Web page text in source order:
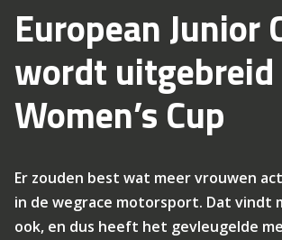
European Junior
wordt
Women’s Cup
Er zouden best wat meer vrouwen
in de wegrace motorsport. Dat vindt
ook, en dus heeft het gevleugelde